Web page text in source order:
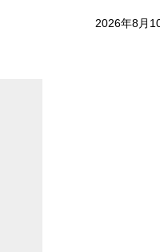
2026年8月